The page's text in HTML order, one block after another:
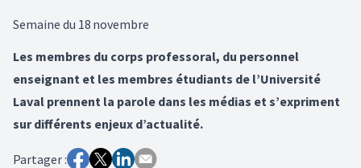
Semaine du 18 novembre
Les membres du corps professoral, du personnel
enseignant et les membres étudiants de l’Université
Laval prennent la parole dans les médias et s’expriment
sur différents enjeux d’actualité.
Partager :